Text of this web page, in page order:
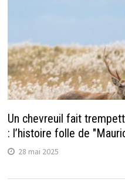
Un chevreuil fait
: l’histoire folle de
28 mai 2025